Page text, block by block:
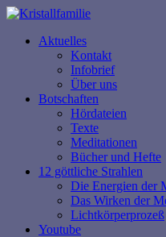
Aktuelles
Kontakt
Infobrief
Über uns
Botschaften
Hördateien
Texte
Meditationen
Bücher und Hefte
12 göttliche Strahlen
Die Energien der
Das Wirken der
Lichtkörperprozeß
Youtube